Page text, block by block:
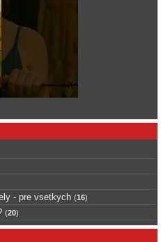
- pre vsetkych (16)
(20)